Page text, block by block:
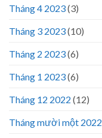
Tháng 4 2023(3)
Tháng 3 2023(10)
Tháng 2 2023(6)
Tháng 1 2023(6)
Tháng 12 2022 (12)
Tháng mười một 2022